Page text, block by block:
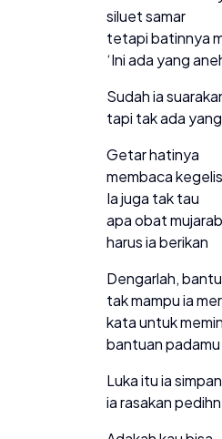
siluet samar
tetapi batinnya
‘Ini ada yang
Sudah ia
tapi tak ada
Getar hatinya
membaca
Ia juga tak tau
apa obat
harus ia berikan
Dengarlah,
tak mampu ia
kata untuk
bantuan padamu
Luka itu ia
ia rasakan